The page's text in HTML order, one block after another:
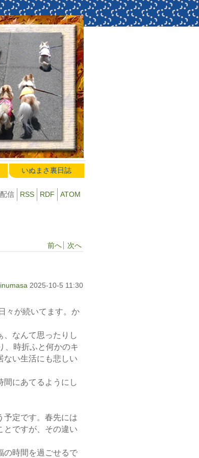
いぬまさ裏日誌
信 RSS RDF ATOM
前へ 次へ
inumasa 2025-10-5 11:30
々が続いてます。か
、なんて思ったりし
、時折ふと何かのキ
ない生活にも悲しい
間にあてるようにし
予定です。春先には
とですが、その違い
の時間を過ごせるで